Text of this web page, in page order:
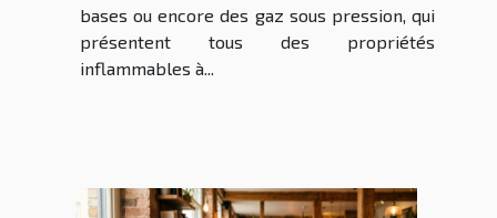
bases ou encore des gaz sous pression, qui
présentent tous des propriétés
inflammables à...